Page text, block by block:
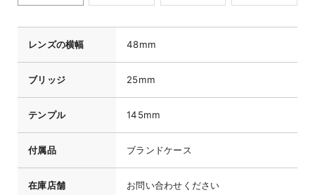
レンズの横幅 48mm
ブリッジ 25mm
テンプル 145mm
付属品 ブランドケース
在庫店舗 お問い合わせください